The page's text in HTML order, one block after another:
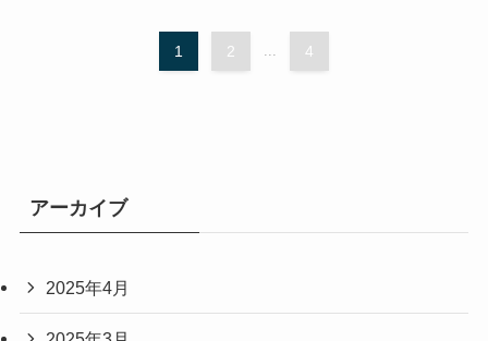
1 2 ... 4
アーカイブ
2025年4月